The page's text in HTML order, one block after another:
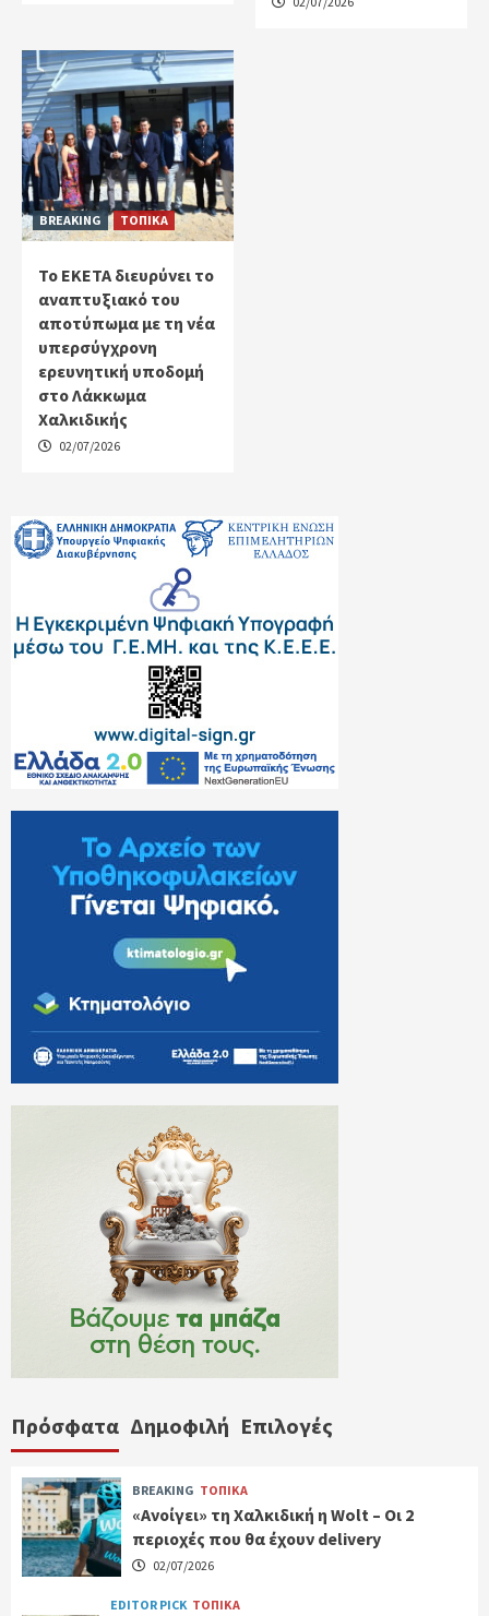
BREAKING ΤΟΠΙΚΑ
Το ΕΚΕΤΑ διευρύνει το
αναπτυξιακό του
αποτύπωμα με τη νέα
υπερσύγχρονη
ερευνητική υποδομή
στο Λάκκωμα
Χαλκιδικής
02/07/2026
Πρόσφατα Δημοφιλή Επιλογές
BREAKING ΤΟΠΙΚΑ
«Ανοίγει» τη Χαλκιδική η Wolt – Οι 2
περιοχές που θα έχουν delivery
02/07/2026
EDITOR PICK ΤΟΠΙΚΑ